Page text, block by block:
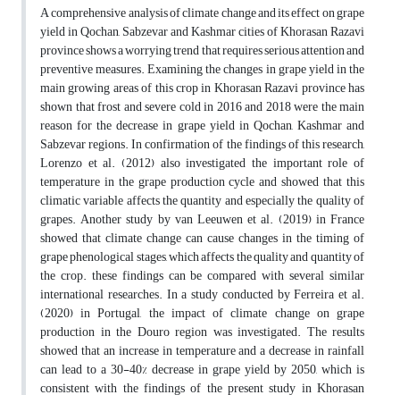
A comprehensive analysis of climate change and its effect on grape
yield in Qochan, Sabzevar and Kashmar cities of Khorasan Razavi
province shows a worrying trend that requires serious attention and
preventive measures. Examining the changes in grape yield in the
main growing areas of this crop in Khorasan Razavi province has
shown that frost and severe cold in 2016 and 2018 were the main
reason for the decrease in grape yield in Qochan, Kashmar and
Sabzevar regions. In confirmation of the findings of this research,
Lorenzo et al. (2012) also investigated the important role of
temperature in the grape production cycle and showed that this
climatic variable affects the quantity and especially the quality of
grapes. Another study by van Leeuwen et al. (2019) in France
showed that climate change can cause changes in the timing of
grape phenological stages, which affects the quality and quantity of
the crop. these findings can be compared with several similar
international researches. In a study conducted by Ferreira et al.
(2020) in Portugal, the impact of climate change on grape
production in the Douro region was investigated. The results
showed that an increase in temperature and a decrease in rainfall
can lead to a 30-40% decrease in grape yield by 2050, which is
consistent with the findings of the present study in Khorasan